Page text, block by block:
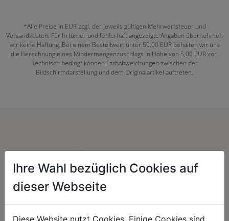
*Alle Preise in EUR zzgl. der jeweils gültigen Mehrwertsteuer und
Versandkosten. Für Irrtümer und fehlerhaft angezeigte Angaben übernehmen
wir keine Haftung. Bei einem Bestellwert unter 50,00 EUR behalten wir uns
die Berechnung eines Mindermengenzuschlags in Höhe von 5,00 EUR vor.
Technisch bedingt können Farbabweichungen zwischen der
Bildschirmdarstellung und dem Originalartikel auftreten.
Herzenssache:
Ihre Wahl bezüglich Cookies auf
dieser Webseite
Diese Website nutzt Cookies. Einige Cookies sind